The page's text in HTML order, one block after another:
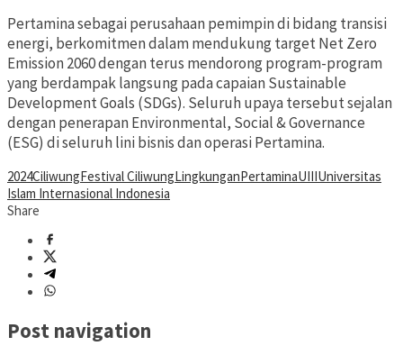
Pertamina sebagai perusahaan pemimpin di bidang transisi
energi, berkomitmen dalam mendukung target Net Zero
Emission 2060 dengan terus mendorong program-program
yang berdampak langsung pada capaian Sustainable
Development Goals (SDGs). Seluruh upaya tersebut sejalan
dengan penerapan Environmental, Social & Governance
(ESG) di seluruh lini bisnis dan operasi Pertamina.
2024CiliwungFestival CiliwungLingkunganPertaminaUIIIUniversitas
Islam Internasional Indonesia
Share
Post navigation